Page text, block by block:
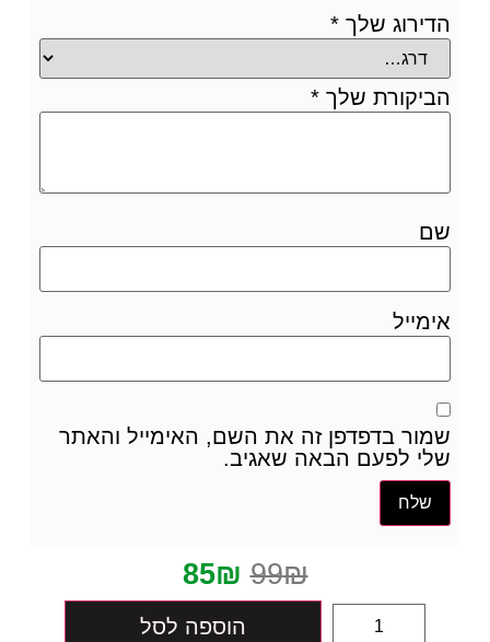
הדירוג שלך *
הביקורת שלך *
שם
אימייל
שמור בדפדפן זה את השם, האימייל והאתר
שלי לפעם הבאה שאגיב.
99₪
85₪
הוספה לסל